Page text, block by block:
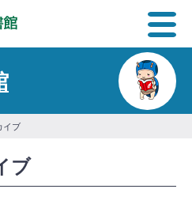
イブ
ブ